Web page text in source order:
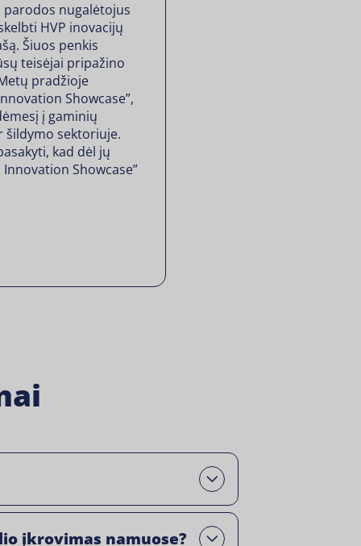
parodos nugalėtojus
HVP inovacijų
Šiuos penkis
teisėjai pripažino
pradžioje
Showcase”,
į gaminių
šildymo sektoriuje.
kad dėl jų
Showcase”
Open
įkrovimas namuose?
Open